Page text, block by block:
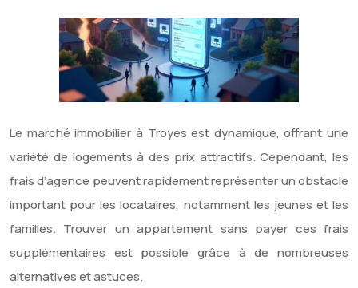
Le marché immobilier à Troyes est dynamique, offrant une
variété de logements à des prix attractifs. Cependant, les
frais d’agence peuvent rapidement représenter un obstacle
important pour les locataires, notamment les jeunes et les
familles. Trouver un appartement sans payer ces frais
supplémentaires est possible grâce à de nombreuses
alternatives et astuces.